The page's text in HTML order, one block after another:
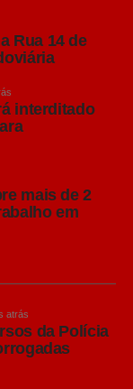
Rua 14 de
interditado
mais de 2
em
atrás
da Polícia